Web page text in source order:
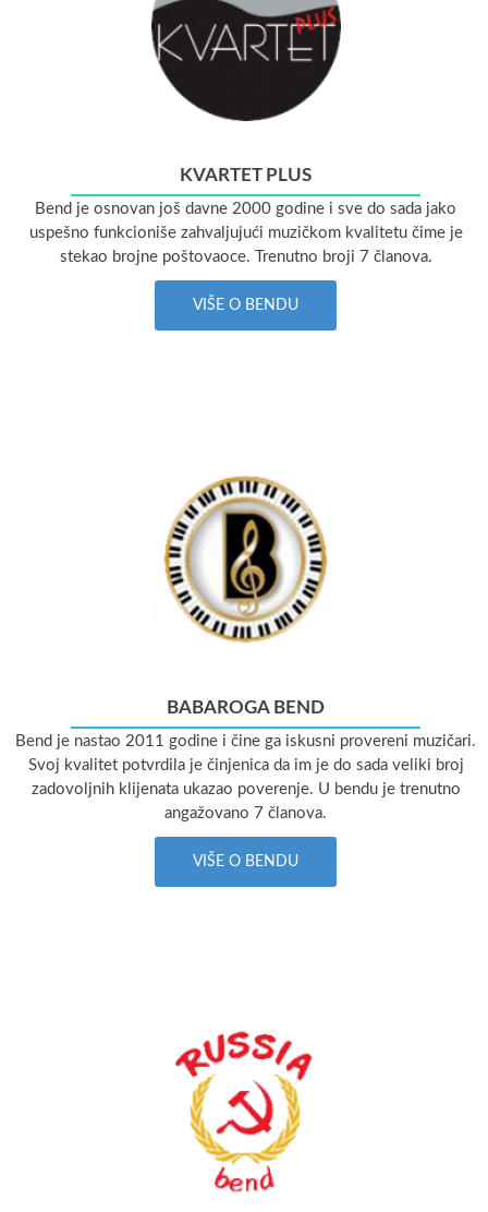
KVARTET PLUS
Bend je osnovan još davne 2000 godine i sve do sada jako
uspešno funkcioniše zahvaljujući muzičkom kvalitetu čime je
stekao brojne poštovaoce. Trenutno broji 7 članova.
VIŠE O BENDU
BABAROGA BEND
Bend je nastao 2011 godine i čine ga iskusni provereni muzičari.
Svoj kvalitet potvrdila je činjenica da im je do sada veliki broj
zadovoljnih klijenata ukazao poverenje. U bendu je trenutno
angažovano 7 članova.
VIŠE O BENDU